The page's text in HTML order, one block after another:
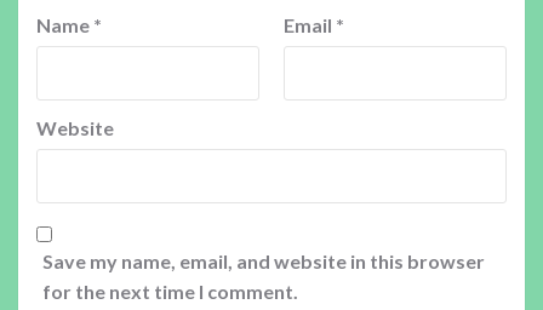
Name * Email *
Website
Save my name, email, and website in this browser
for the next time I comment.